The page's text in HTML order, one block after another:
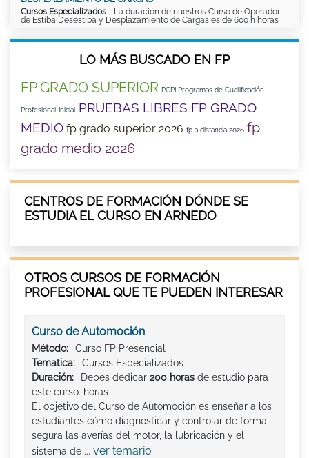
Cursos Especializados - La duración de nuestros Curso de Operador
de Estiba Desestiba y Desplazamiento de Cargas es de 600 h horas
LO MÁS BUSCADO EN FP
FP GRADO SUPERIOR PCPI Programas de Cualificación
Profesional Inicial
PRUEBAS LIBRES FP GRADO
MEDIO fp grado superior 2026 fp a distancia 2026 fp
grado medio 2026
CENTROS DE FORMACIÓN DÓNDE SE
ESTUDIA EL CURSO EN ARNEDO
OTROS CURSOS DE FORMACIÓN
PROFESIONAL QUE TE PUEDEN INTERESAR
Curso de Automoción
Método:
Curso FP Presencial
Tematica:
Cursos Especializados
Duración:
Debes dedicar 200 horas de estudio para
este curso. horas
El objetivo del Curso de Automoción es enseñar a los
estudiantes cómo diagnosticar y controlar de forma
segura las averías del motor, la lubricación y el
sistema de ... ver temario